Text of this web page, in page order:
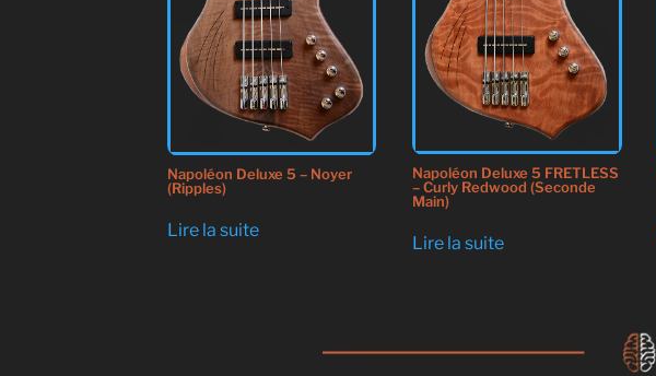
Napoléon Deluxe 5 – Noyer
(Ripples)
Lire la suite
Napoléon Deluxe 5 FRETLESS
– Curly Redwood (Seconde
Main)
Lire la suite